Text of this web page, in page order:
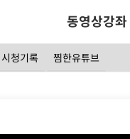
동영상강좌
시청기록 찜한유튜브